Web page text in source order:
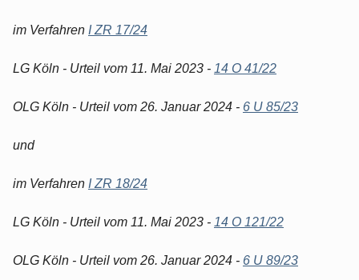
im Verfahren I ZR 17/24
LG Köln - Urteil vom 11. Mai 2023 - 14 O 41/22
OLG Köln - Urteil vom 26. Januar 2024 - 6 U 85/23
und
im Verfahren I ZR 18/24
LG Köln - Urteil vom 11. Mai 2023 - 14 O 121/22
OLG Köln - Urteil vom 26. Januar 2024 - 6 U 89/23